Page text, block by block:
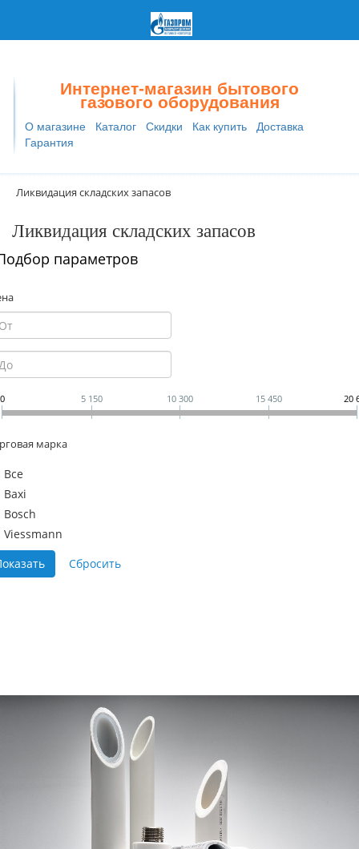
(8162) 77-13-87
Интернет-магазин бытового
газового оборудования
О магазине Каталог Скидки Как купить Доставка
Гарантия
Ликвидация складских запасов
Ликвидация складских запасов
параметров
0 5 150 10 300 15 450 20
марка
Все
Baxi
Bosch
Viessmann